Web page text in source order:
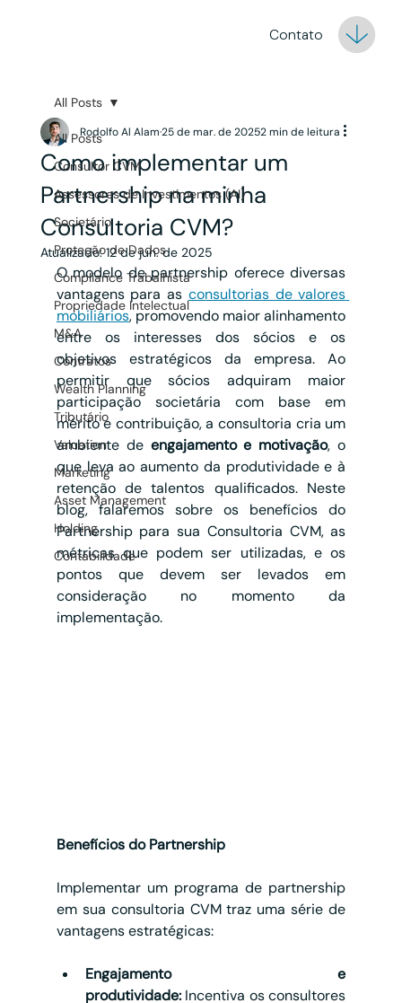
Contato
All Posts
Consultor CVM
Assessores de Investimentos (AI)
Societário
Proteção de Dados
Compliance Trabalhista
Propriedade Intelectual
M&A
Contratos
Wealth Planning
Tributário
Valuation
Marketing
Asset Management
Holding
Contabilidade
All Posts
Como implementar um
Partnership na minha
Consultoria CVM?
Rodolfo Al Alam25 de mar. de 20252 min de leitura
Atualizado:12 de jun. de 2025
O modelo de partnership oferece diversas
vantagens para as consultorias de valores
mobiliários, promovendo maior alinhamento
entre os interesses dos sócios e os
objetivos estratégicos da empresa. Ao
permitir que sócios adquiram maior
participação societária com base em
mérito e contribuição, a consultoria cria um
ambiente de engajamento e motivação, o
que leva ao aumento da produtividade e à
retenção de talentos qualificados. Neste
blog, falaremos sobre os benefícios do
Partnership para sua Consultoria CVM, as
métricas que podem ser utilizadas, e os
pontos que devem ser levados em
consideração no momento da
implementação.
Benefícios do Partnership
Implementar um programa de partnership
em sua consultoria CVM traz uma série de
vantagens estratégicas:
Engajamento e
produtividade: Incentiva os consultores